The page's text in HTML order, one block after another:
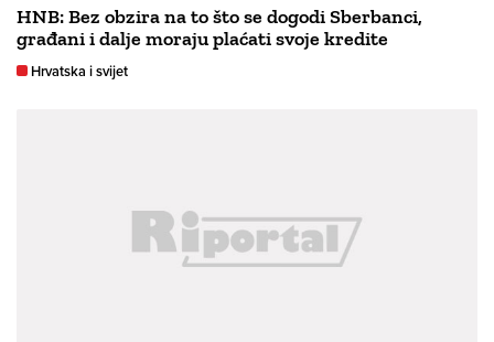
HNB: Bez obzira na to što se dogodi Sberbanci,
građani i dalje moraju plaćati svoje kredite
Hrvatska i svijet